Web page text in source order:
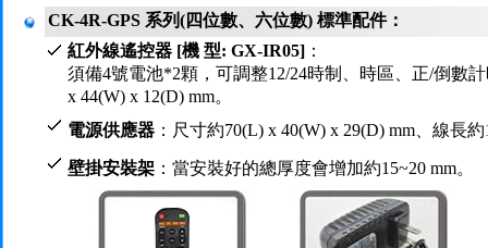
CK-4R-GPS 系列(四位數、六位數) 標準配件：
紅外線遙控器 [機 型: GX-IR05] ：
須備4號電池*2顆，可調整12/24時制、時區、正/倒數
x 44(W) x 12(D) mm。
電源供應器 ：尺寸約70(L) x 40(W) x 29(D) mm、線長
壁掛安裝架 ：當安裝好的總厚度會增加約15~20 mm。